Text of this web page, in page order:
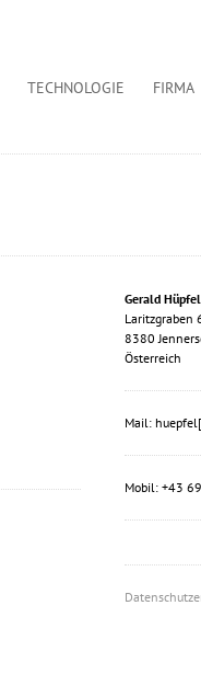
TECHNOLOGIE FIRMA
Gerald Hüpfel
Laritzgraben
8380
Österreich
Mail:
Mobil: +43